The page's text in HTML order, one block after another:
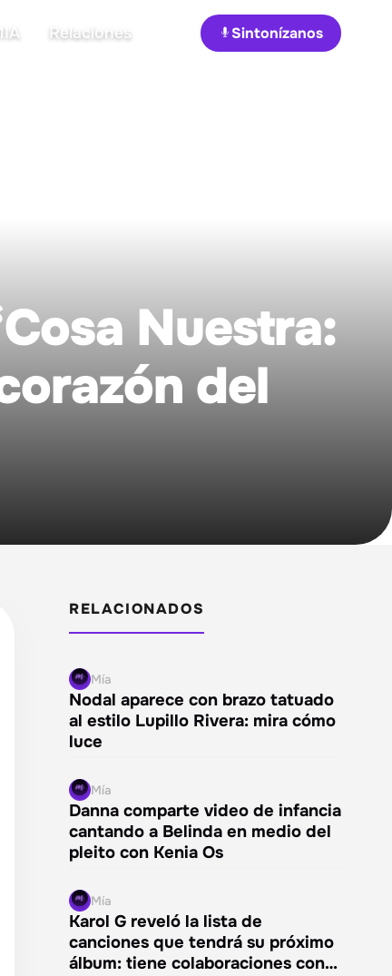
Relaciones Sintonízanos
Nuestra:
del
RELACIONADOS
Mía
Nodal aparece con brazo tatuado
al estilo Lupillo Rivera: mira cómo
luce
Mía
Danna comparte video de infancia
cantando a Belinda en medio del
pleito con Kenia Os
Mía
Karol G reveló la lista de
canciones que tendrá su próximo
álbum: tiene colaboraciones con…